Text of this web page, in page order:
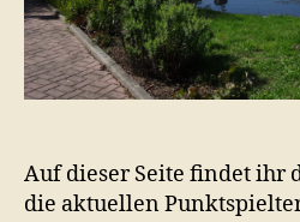
Auf dieser Seite findet ihr
die aktuellen